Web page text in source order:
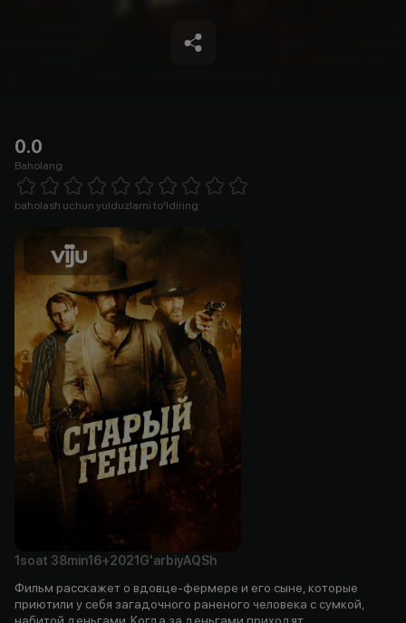
0.0
Baholang
1 Star 2 Stars 3 Stars 4 Stars5 Stars 6 Stars7 Stars8 Stars
baholash uchun yulduzlarni to'ldiring
1soat 38min16+2021 G'arbiyAQSh
Фильм расскажет о вдовце-фермере и его сыне, которые
приютили у себя загадочного раненого человека с сумкой,
набитой деньгами. Когда за деньгами приходят